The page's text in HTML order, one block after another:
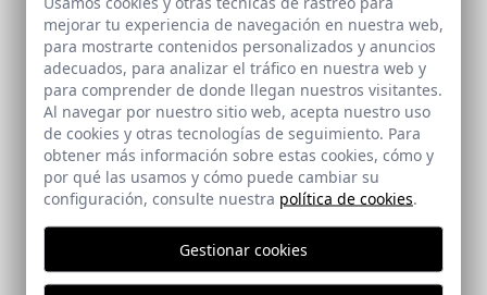
mejorar tu experiencia de navegación en nuestra web,
para mostrarte contenidos personalizados y anuncios
adecuados, para analizar el tráfico en nuestra web y
para comprender de donde llegan nuestros visitantes.
Al navegar por nuestro sitio web, acepta nuestro uso
de cookies y otras tecnologías de seguimiento. Para
obtener más información sobre estas cookies, cómo y
por qué las usamos y cómo puede cambiar su
configuración, consulte nuestra política de cookies.
Gestionar cookies